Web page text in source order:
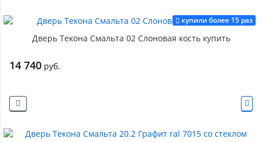
купили более 15 раз
Дверь Текона Смальта 02 Слоновая кость купить
14 740 руб.